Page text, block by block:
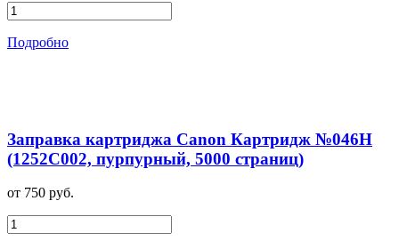
Подробно
Заправка картриджа Canon Картридж №046H
(1252C002, пурпурный, 5000 страниц)
от 750 руб.